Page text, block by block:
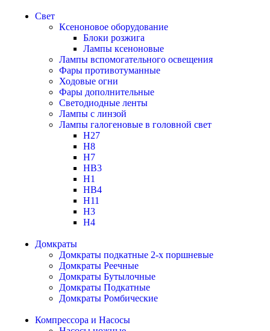
Свет
Ксеноновое оборудование
Блоки розжига
Лампы ксеноновые
Лампы вспомогательного освещения
Фары противотуманные
Ходовые огни
Фары дополнительные
Светодиодные ленты
Лампы с линзой
Лампы галогеновые в головной свет
H27
H8
H7
HB3
H1
HB4
H11
H3
H4
Домкраты
Домкраты подкатные 2-х поршневые
Домкраты Реечные
Домкраты Бутылочные
Домкраты Подкатные
Домкраты Ромбические
Компрессора и Насосы